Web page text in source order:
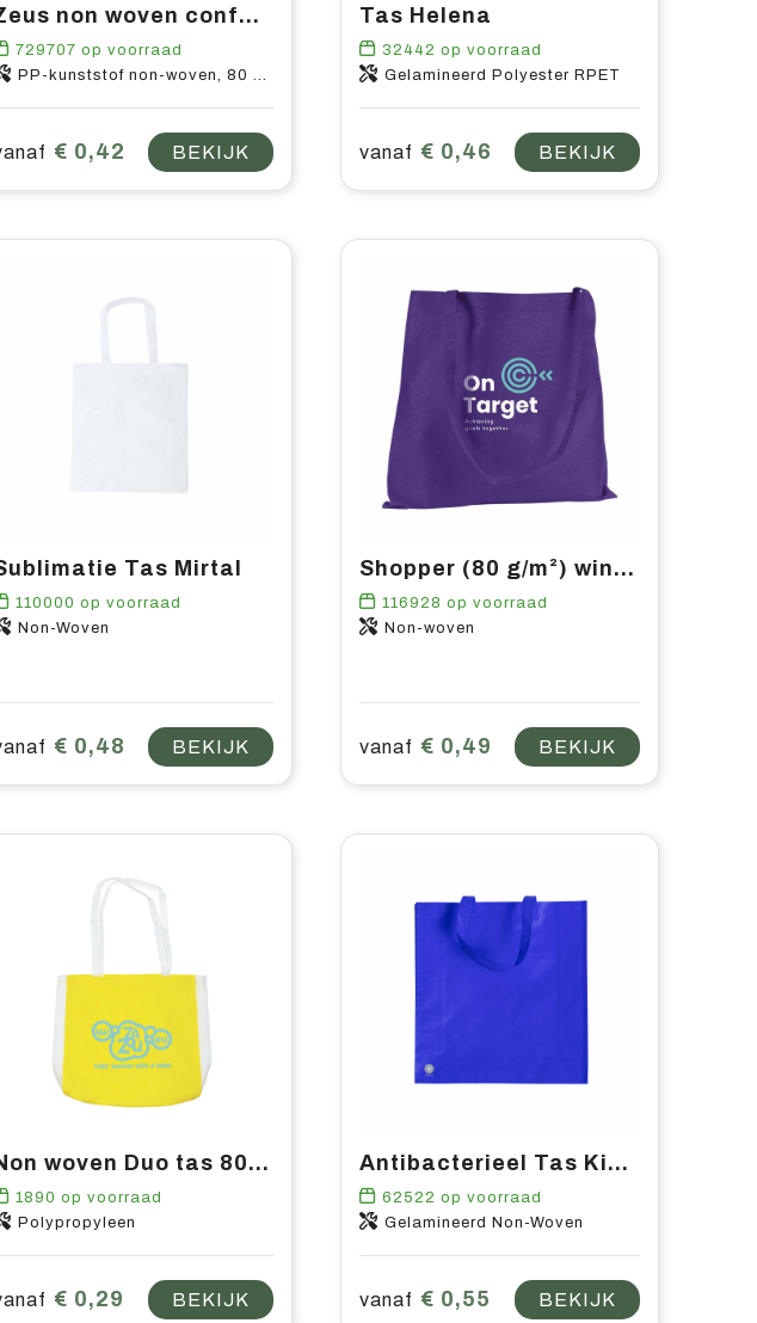
Zeus non woven conferentietas 6L
729707 op voorraad
PP-kunststof non-woven, 80 g/m2
€ 0,42 BEKIJK
Tas Helena
32442 op voorraad
Gelamineerd Polyester RPET
vanaf € 0,46 BEKIJK
Tas Mirtal
110000 op voorraad
Non-Woven
€ 0,48 BEKIJK
Shopper (80 g/m²) winkeltas
116928 op voorraad
Non-woven
vanaf € 0,49 BEKIJK
Non woven Duo tas 80 gr/m2 SALE
1890 op voorraad
Polypropyleen
€ 0,29 BEKIJK
Antibacterieel Tas Kiarax
62522 op voorraad
Gelamineerd Non-Woven
vanaf € 0,55 BEKIJK